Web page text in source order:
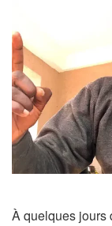
À quelques jours